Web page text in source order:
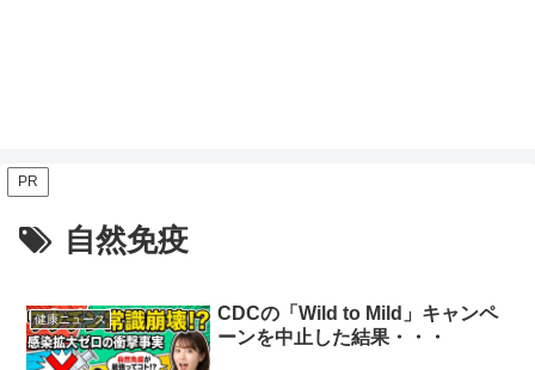
PR
自然免疫
健康ニュース
CDCの「Wild to Mild」キャンペ
ーンを中止した結果・・・